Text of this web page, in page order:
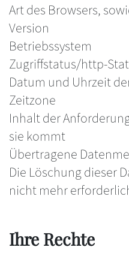
Art des Browsers,
Version
Betriebssystem
Zugriffstatus/http-
Datum und Uhrzeit
Zeitzone
Inhalt der
sie kommt
Übertragene
Die Löschung dieser
nicht mehr
Ihre Rechte